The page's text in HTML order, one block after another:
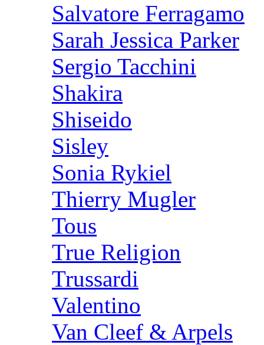
Salvatore Ferragamo
Sarah Jessica Parker
Sergio Tacchini
Shakira
Shiseido
Sisley
Sonia Rykiel
Thierry Mugler
Tous
True Religion
Trussardi
Valentino
Van Cleef & Arpels